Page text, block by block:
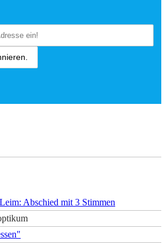
Abschied mit 3 Stimmen